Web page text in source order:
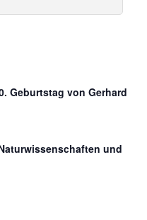
Geburtstag von Gerhard
und